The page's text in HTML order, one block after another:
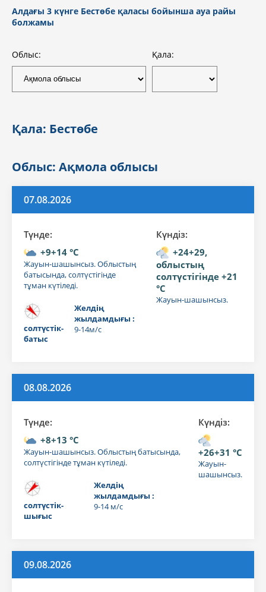
Алдағы 3 күнге Бестөбе қаласы бойынша ауа райы
болжамы
Облыс: Қала:
Қала: Бестөбе
Облыс: Ақмола облысы
07.08.2026
Түнде:
+9+14 °C
Жауын-шашынсыз. Облыстың
батысында, солтүстігінде
тұман күтіледі.
солтүстік-
батыс
Желдің
жылдамдығы :
9-14м/с
Күндiз:
+24+29,
облыстың
солтүстігінде +21
°C
Жауын-шашынсыз.
08.08.2026
Түнде:
+8+13 °C
Жауын-шашынсыз. Облыстың батысында,
солтүстігінде тұман күтіледі.
солтүстік-
шығыс
Желдің
жылдамдығы :
9-14 м/с
Күндiз:
+26+31 °C
Жауын-
шашынсыз.
09.08.2026